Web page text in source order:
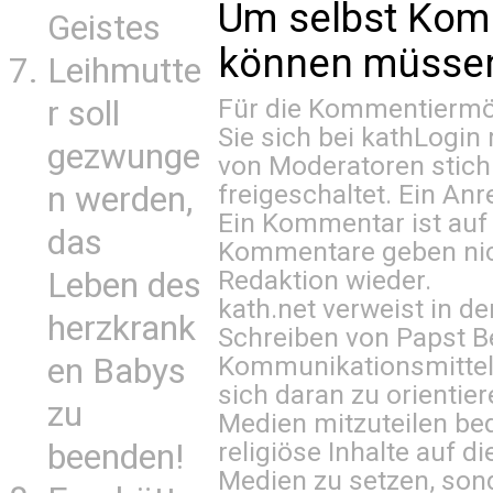
Geistes
Leihmutte
r soll
gezwunge
n werden,
das
Leben des
herzkrank
en Babys
zu
beenden!
Um selbst
können
Für die
Sie sich bei kathLogin
von Moderatoren
freigeschaltet. Ein
Ein Kommentar ist
Kommentare geben
Redaktion wieder.
kath.net verweist in
Schreiben von Papst
sich daran zu
Medien mitzuteilen
religiöse Inhalte auf
Medien zu setzen,